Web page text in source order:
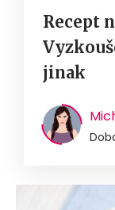
Recept
jinak